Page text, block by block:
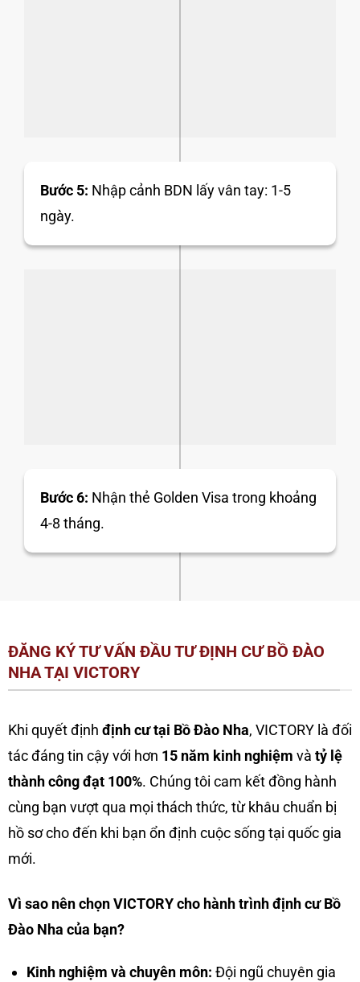
Bước 5: Nhập cảnh BDN lấy vân tay: 1-5
ngày.
Bước 6: Nhận thẻ Golden Visa trong khoảng
4-8 tháng.
ĐĂNG KÝ TƯ VẤN ĐẦU TƯ ĐỊNH CƯ BỒ ĐÀO
NHA TẠI VICTORY
Khi quyết định định cư tại Bồ Đào Nha, VICTORY là đối
tác đáng tin cậy với hơn 15 năm kinh nghiệm và tỷ lệ
thành công đạt 100%. Chúng tôi cam kết đồng hành
cùng bạn vượt qua mọi thách thức, từ khâu chuẩn bị
hồ sơ cho đến khi bạn ổn định cuộc sống tại quốc gia
mới.
Vì sao nên chọn VICTORY cho hành trình định cư Bồ
Đào Nha của bạn?
Kinh nghiệm và chuyên môn: Đội ngũ chuyên gia